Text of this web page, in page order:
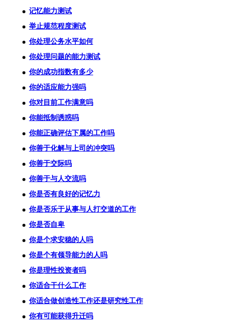
记忆能力测试
举止规范程度测试
你处理公务水平如何
你处理问题的能力测试
你的成功指数有多少
你的适应能力强吗
你对目前工作满意吗
你能抵制诱惑吗
你能正确评估下属的工作吗
你善于化解与上司的冲突吗
你善于交际吗
你善于与人交流吗
你是否有良好的记忆力
你是否乐于从事与人打交道的工作
你是否自卑
你是个求安稳的人吗
你是个有领导能力的人吗
你是理性投资者吗
你适合干什么工作
你适合做创造性工作还是研究性工作
你有可能获得升迁吗